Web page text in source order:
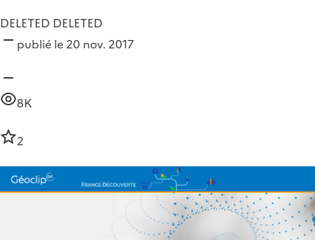
DELETED DELETED
publié le 20 nov. 2017
8K
2